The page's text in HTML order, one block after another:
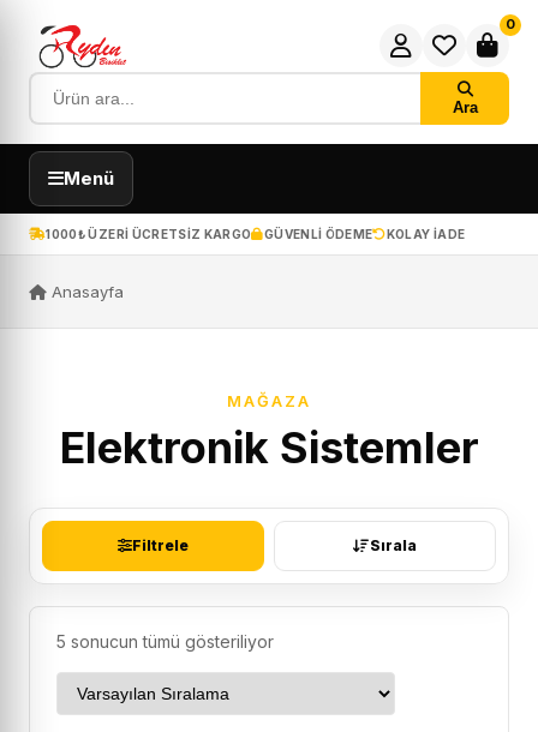
Ara
0
Menü
1000₺ ÜZERI ÜCRETSIZ KARGO GÜVENLI ÖDEME KOLAY IADE
Anasayfa
MAĞAZA
Elektronik Sistemler
Filtrele Sırala
5 sonucun tümü gösteriliyor